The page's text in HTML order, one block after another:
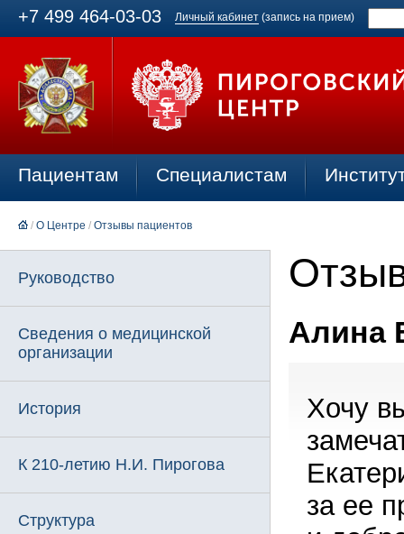
+7 499 464-03-03 Личный кабинет (запись на прием)
Пациентам Специалистам
/ О Центре / Отзывы пациентов
Руководство
Сведения о медицинской
организации
История
К 210-летию Н.И. Пирогова
Структура
Алина
Хочу
за ее